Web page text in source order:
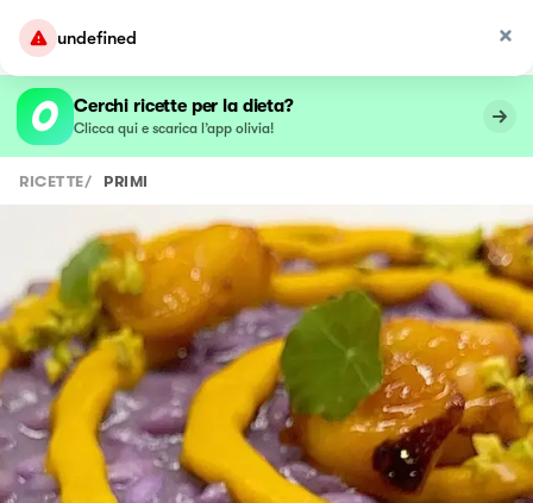
undefined
Cerchi ricette per la dieta?
Clicca qui e scarica l’app olivia!
RICETTE/ PRIMI